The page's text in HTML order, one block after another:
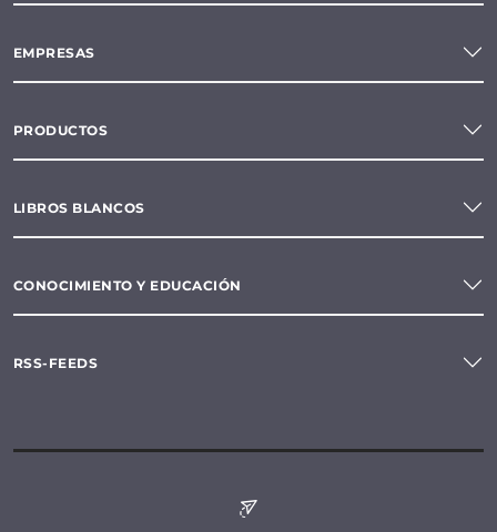
EMPRESAS
PRODUCTOS
LIBROS BLANCOS
CONOCIMIENTO Y EDUCACIÓN
RSS-FEEDS